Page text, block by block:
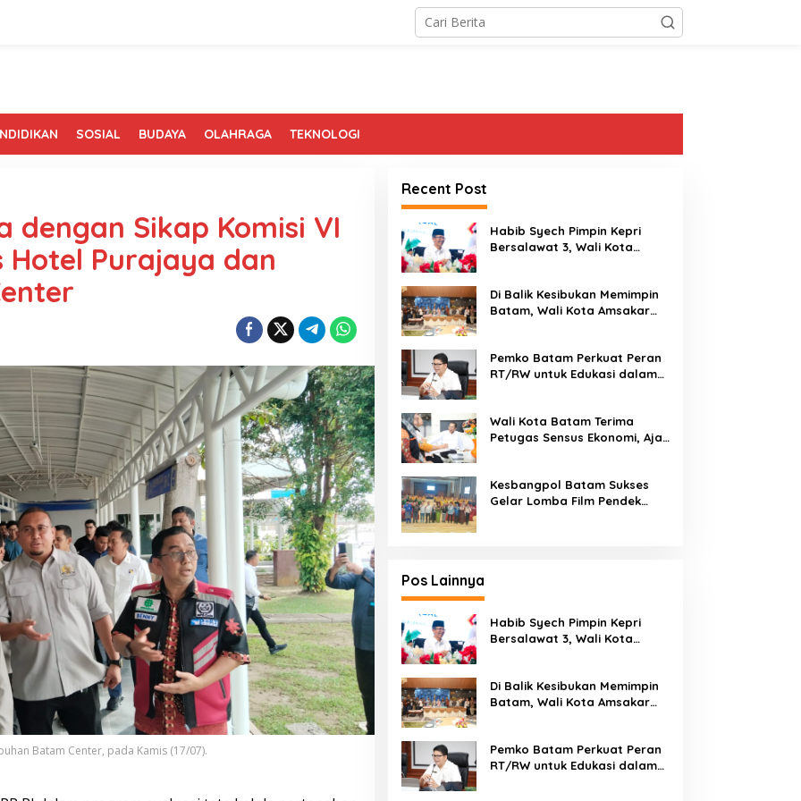
SOSIAL BUDAYA OLAHRAGA TEKNOLOGI
dengan Sikap Komisi VI
Hotel Purajaya dan
Batam Center, pada Kamis (17/07).
Recent Post
Habib Syech Pimpin Kepri
Bersalawat 3, Wali Kota
Batam
Di Balik Kesibukan Memimpin
Batam, Wali Kota Amsakar
Pemko Batam Perkuat Peran
RT/RW untuk Edukasi dalam
Wali Kota Batam Terima
Petugas Sensus Ekonomi, Ajak
Kesbangpol Batam Sukses
Gelar Lomba Film Pendek
Pos Lainnya
Habib Syech Pimpin Kepri
Bersalawat 3, Wali Kota
Batam
Di Balik Kesibukan Memimpin
Batam, Wali Kota Amsakar
Pemko Batam Perkuat Peran
RT/RW untuk Edukasi dalam